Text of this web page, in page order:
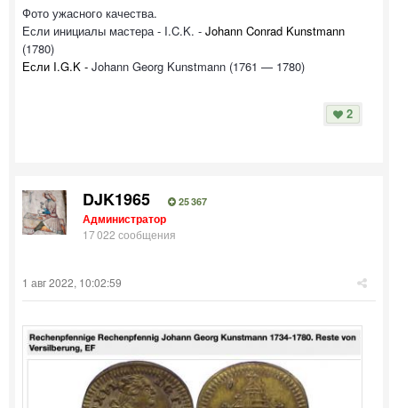
Фото ужасного качества.
Если инициалы мастера - I.C.K. - Johann Conrad Kunstmann
(1780)
Если I.G.K - Johann Georg Kunstmann (1761 — 1780)
2
DJK1965 25 367
Администратор
17 022 сообщения
1 авг 2022, 10:02:59